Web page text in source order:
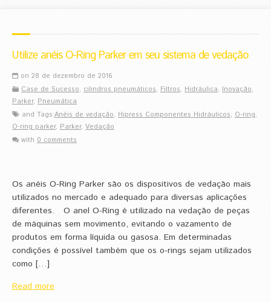
Utilize anéis O-Ring Parker em seu sistema de vedação
on 28 de dezembro de 2016
Case de Sucesso, cilindros pneumáticos, Filtros, Hidráulica, Inovação,
Parker, Pneumática
and Tags:Anéis de vedação, Hipress Componentes Hidráulicos, O-ring,
O-ring parker, Parker, Vedação
with 0 comments
Os anéis O-Ring Parker são os dispositivos de vedação mais
utilizados no mercado e adequado para diversas aplicações
diferentes. O anel O-Ring é utilizado na vedação de peças
de máquinas sem movimento, evitando o vazamento de
produtos em forma líquida ou gasosa. Em determinadas
condições é possível também que os o-rings sejam utilizados
como […]
Read more